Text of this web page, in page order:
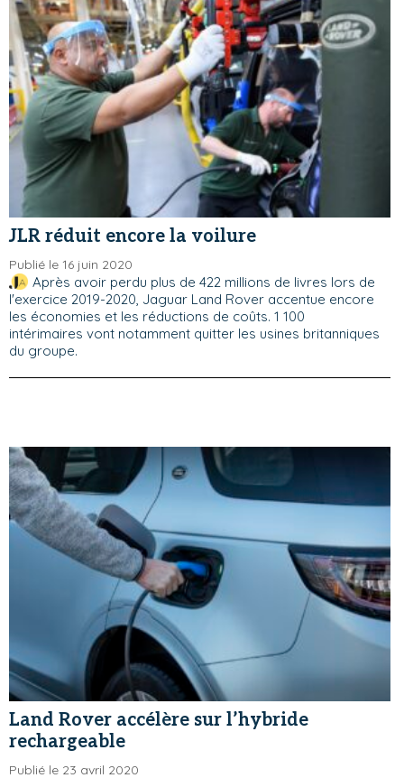
JLR réduit encore la voilure
Publié le 16 juin 2020
Après avoir perdu plus de 422 millions de livres lors de
l'exercice 2019-2020, Jaguar Land Rover accentue encore
les économies et les réductions de coûts. 1 100
intérimaires vont notamment quitter les usines britanniques
du groupe.
Land Rover accélère sur l’hybride
rechargeable
Publié le 23 avril 2020